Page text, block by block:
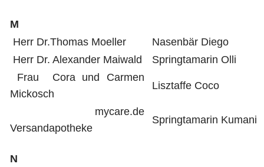
M
Herr Dr.Thomas Moeller
Nasenbär Diego
Herr Dr. Alexander Maiwald
Springtamarin Olli
Frau Cora und Carmen
Mickosch
Lisztaffe Coco
mycare.de
Versandapotheke
Springtamarin Kumani
N